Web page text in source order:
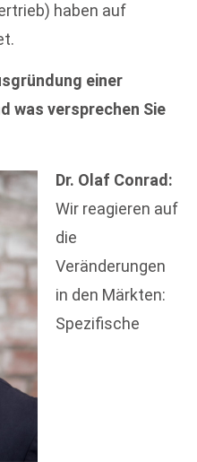
haben auf
einer
was versprechen Sie
Dr. Olaf Conrad:
Wir reagieren auf
die
Veränderungen
in den Märkten:
Spezifische